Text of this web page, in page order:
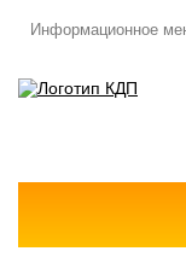
Информационное